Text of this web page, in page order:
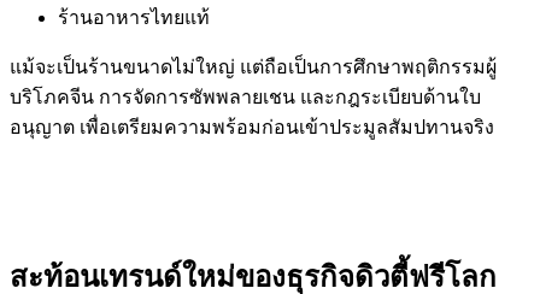
ร้านอาหารไทยแท้
แม้จะเป็นร้านขนาดไม่ใหญ่ แต่ถือเป็นการศึกษาพฤติกรรมผู้
บริโภคจีน การจัดการซัพพลายเชน และกฎระเบียบด้านใบ
อนุญาต เพื่อเตรียมความพร้อมก่อนเข้าประมูลสัมปทานจริง
สะท้อนเทรนด์ใหม่ของธุรกิจดิวตี้ฟรีโลก